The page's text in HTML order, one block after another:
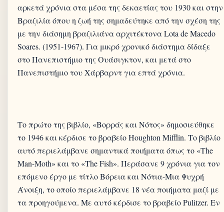
αρκετά χρόνια στα μέσα της δεκαετίας του 1930 και στην
Βραζιλία όπου η ζωή της σημαδεύτηκε από την σχέση της
με την διάσημη βραζιλιάνα αρχιτέκτονα Lota de Macedo
Soares. (1951-1967). Για μικρό χρονικό διάστημα δίδαξε
στο Πανεπιστήμιο της Ουάσιγκτον, και μετά στο
Το πρώτο της βιβλίο, «Βορράς και Νότος» δημοσιεύθηκε
το 1946 και κέρδισε το βραβείο Houghton Mifflin. Το βιβλίο
αυτό περιελάμβανε σημαντικά ποιήματα όπως το «The
Man-Moth» και το «The Fish». Περάσανε 9 χρόνια για τον
επόμενο έργο με τίτλο Βόρεια και Νότια-Μια Ψυχρή
Άνοιξη, το οποίο περιελάμβανε 18 νέα ποιήματα μαζί με
τα προηγούμενα. Με αυτό κέρδισε το βραβείο Pulitzer. Εν